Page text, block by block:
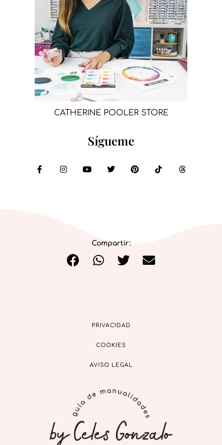
CATHERINE POOLER STORE
Sígueme
Compartir:
PRIVACIDAD
COOKIES
AVISO LEGAL